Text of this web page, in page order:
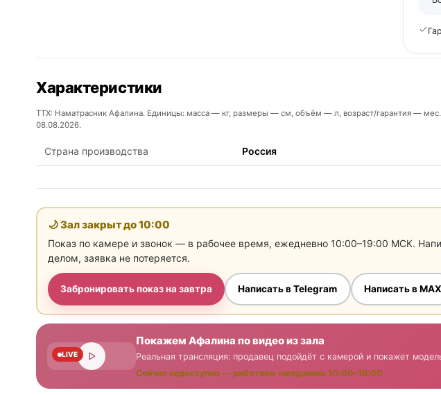
Характеристики
ТТХ: Наматрасник Афалина. Единицы: масса — кг, размеры — см, объём — л, возраст/гарантия —
08.08.2026.
Страна производства Россия
🌙 Зал закрыт до10:00
Показ по камере и звонок — в рабочее время, ежедневно 10:00–19:00 МСК.
делом, заявка не потеряется.
Забронировать показ на завтра Написать в Telegram Написать в MAX
LIVE
Покажем Афалина по видео из зала
Реальная трансляция: продавец подойдёт с камерой и покажет
Сейчас недоступно — работаем ежедневно 10:00–19:00